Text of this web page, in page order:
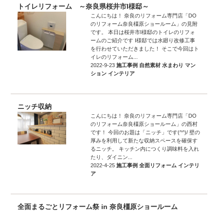
トイレリフォーム ～奈良県桜井市I様邸～
こんにちは！ 奈良のリフォーム専門店「DO
のリフォーム奈良橿原ショールーム」の見附
です。 本日は桜井市I様邸のトイレのリフォ
ームのご紹介です I様邸では水廻り改修工事
を行わせていただきました！ そこで今回はト
イレのリフォーム...
2022-9-23施工事例 自然素材 水まわり マン
ション インテリア
ニッチ収納
こんにちは！ 奈良のリフォーム専門店「DO
のリフォーム奈良橿原ショールーム」の西村
です！ 今回のお題は「ニッチ」です(^^)/ 壁の
厚みを利用して新たな収納スペースを確保す
るニッチ。 キッチン内につくり調味料を入れ
たり、ダイニン...
2022-4-25施工事例 全面リフォーム インテリ
ア
全面まるごとリフォーム祭 in 奈良橿原ショールーム